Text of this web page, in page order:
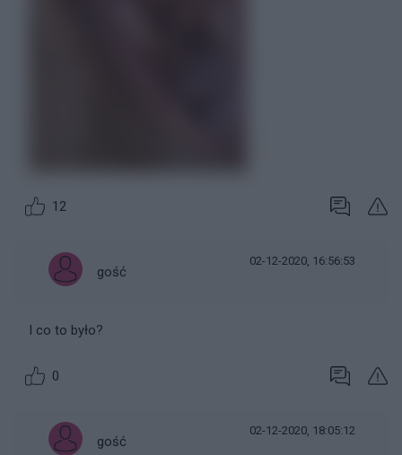
12
gość
02-12-2020, 16:56:53
I co to było?
0
gość
02-12-2020, 18:05:12